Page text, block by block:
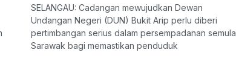
SELANGAU: Cadangan mewujudkan Dewan
Undangan Negeri (DUN) Bukit Arip perlu diberi
pertimbangan serius dalam persempadanan semula
Sarawak bagi memastikan penduduk